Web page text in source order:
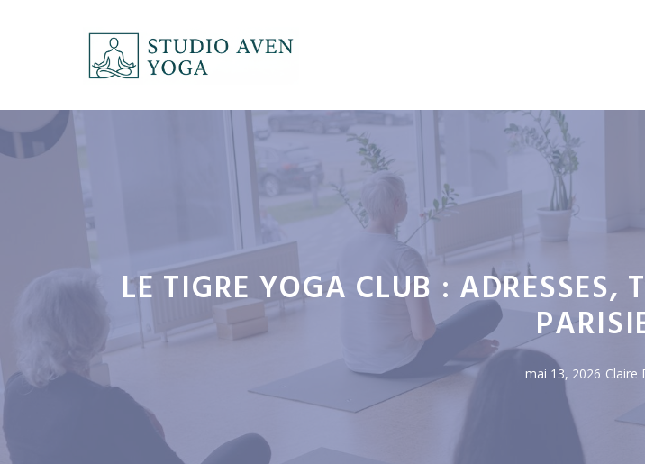
LE TIGRE YOGA CLUB : ADRESSES,
mai 13, 2026 Claire